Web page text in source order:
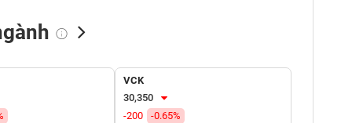
Tự doanh mua
VCK
30,350
-200
-0.65%